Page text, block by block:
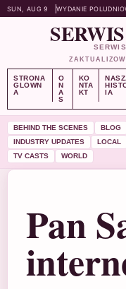
SUN, AUG 9 WYDANIE
STRONA
GLOWN
A
O
N
A
S
KO
NTA
KT
IA
BEHIND THE SCENES BLOG
INDUSTRY UPDATES
LOCAL
TV CASTS
WORLD
Pan